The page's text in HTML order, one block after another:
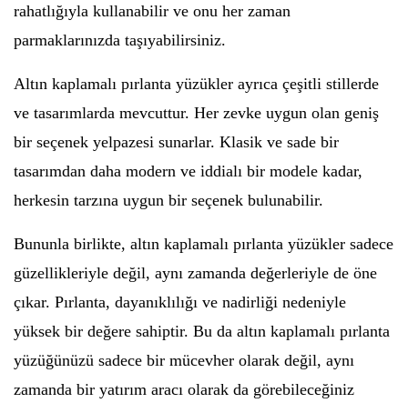
rahatlığıyla kullanabilir ve onu her zaman
parmaklarınızda taşıyabilirsiniz.
Altın kaplamalı pırlanta yüzükler ayrıca çeşitli stillerde
ve tasarımlarda mevcuttur. Her zevke uygun olan geniş
bir seçenek yelpazesi sunarlar. Klasik ve sade bir
tasarımdan daha modern ve iddialı bir modele kadar,
herkesin tarzına uygun bir seçenek bulunabilir.
Bununla birlikte, altın kaplamalı pırlanta yüzükler sadece
güzellikleriyle değil, aynı zamanda değerleriyle de öne
çıkar. Pırlanta, dayanıklılığı ve nadirliği nedeniyle
yüksek bir değere sahiptir. Bu da altın kaplamalı pırlanta
yüzüğünüzü sadece bir mücevher olarak değil, aynı
zamanda bir yatırım aracı olarak da görebileceğiniz